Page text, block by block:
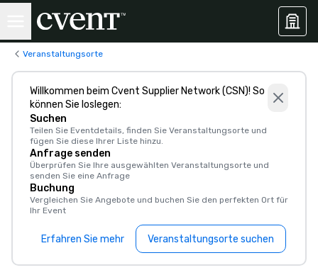
Veranstaltungsorte
Willkommen beim Cvent Supplier Network (CSN)! So
können Sie loslegen:
Suchen
Teilen Sie Eventdetails, finden Sie Veranstaltungsorte und
fügen Sie diese Ihrer Liste hinzu.
Anfrage senden
Überprüfen Sie Ihre ausgewählten Veranstaltungsorte und
senden Sie eine Anfrage
Buchung
Vergleichen Sie Angebote und buchen Sie den perfekten Ort für
Ihr Event
Erfahren Sie mehr Veranstaltungsorte suchen